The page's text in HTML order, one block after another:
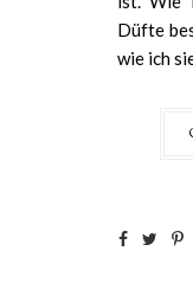
Düfte
wie ich